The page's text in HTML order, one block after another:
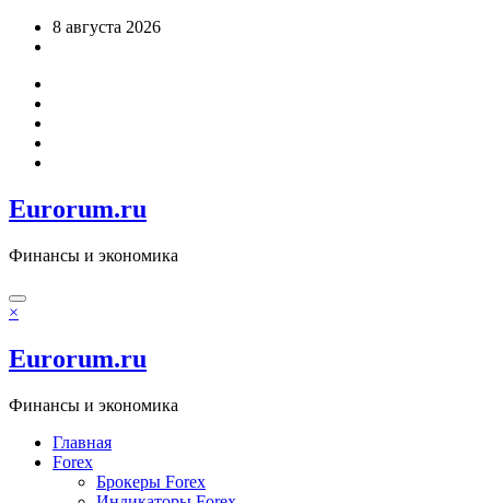
Перейти8 августа 2026
Eurorum.ru
Финансы и экономика
×
Eurorum.ru
Финансы и экономика
Главная
Forex
Брокеры Forex